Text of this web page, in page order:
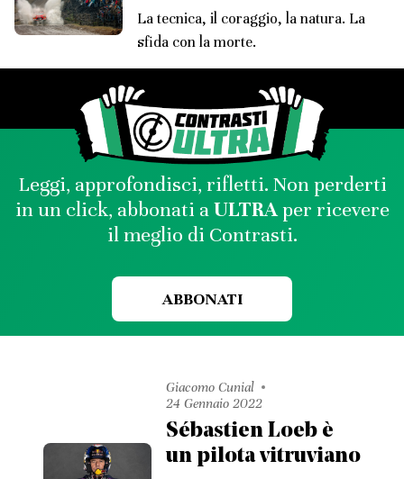
La tecnica, il coraggio, la natura. La
sfida con la morte.
Leggi, approfondisci, rifletti. Non perderti
in un click, abbonati aULTRAper ricevere
il meglio di Contrasti.
ABBONATI
Giacomo Cunial
24 Gennaio 2022
Sébastien Loeb è
un pilota vitruviano